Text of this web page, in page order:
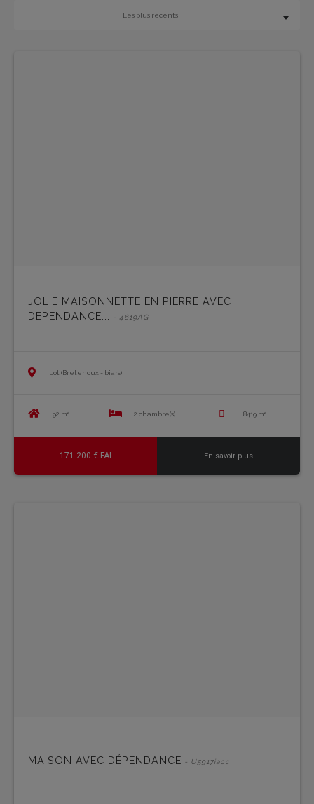
Les plus récents
JOLIE MAISONNETTE EN PIERRE AVEC
DEPENDANCE...
- 4619AG
Lot (Bretenoux - biars)
92 m² 2 chambre(s) 8419 m²
171 200 € FAI En savoir plus
MAISON AVEC DÉPENDANCE - U5917iacc